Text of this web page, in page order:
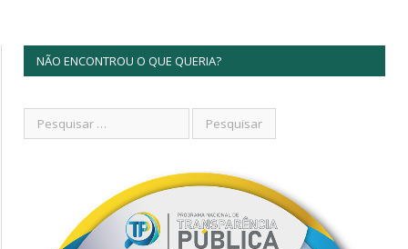
NÃO ENCONTROU O QUE QUERIA?